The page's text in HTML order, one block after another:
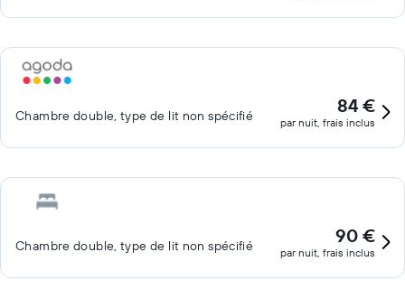
Chambre double, type de lit non spécifié 84 €
par nuit, frais inclus
Chambre double, type de lit non spécifié 90 €
par nuit, frais inclus